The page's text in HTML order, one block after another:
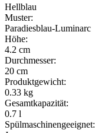
Hellblau
Muster:
Paradiesblau-Luminarc
Höhe:
4.2 cm
Durchmesser:
20 cm
Produktgewicht:
0.33 kg
Gesamtkapazität:
0.7 l
Spülmaschinengeeignet: